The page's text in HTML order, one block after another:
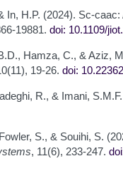
In, H.P. (2024). Sc-
19881. doi: 10.1109/
Hamza, C., & Aziz,
19-26. doi:
R., & Imani,
S., & Souihi, S.
, 11(6), 233-247.